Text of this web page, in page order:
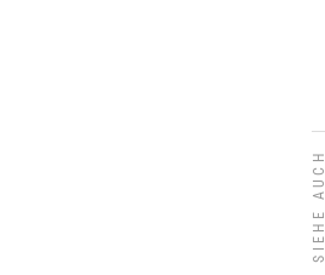
SIEHE AUCH